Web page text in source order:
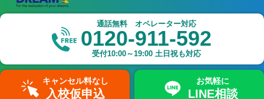
通話無料 オペレーター対応
0120-911-592
受付10:00～19:00 土日祝も対応
キャンセル料なし
入校仮申込
お気軽に
LINE相談